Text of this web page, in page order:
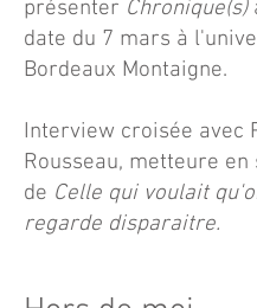
présenter Chronique(s)
date du 7 mars à
Bordeaux Montaigne.
Interview croisée avec
Rousseau, metteure en
de Celle qui voulait
regarde disparaitre.